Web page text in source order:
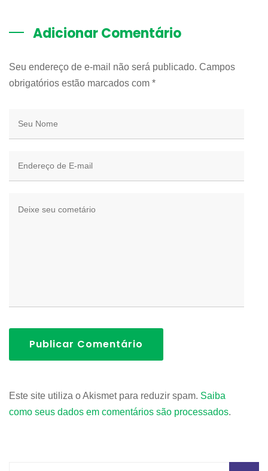
Adicionar Comentário
Seu endereço de e-mail não será publicado. Campos
obrigatórios estão marcados com *
Publicar Comentário
Este site utiliza o Akismet para reduzir spam. Saiba
como seus dados em comentários são processados.